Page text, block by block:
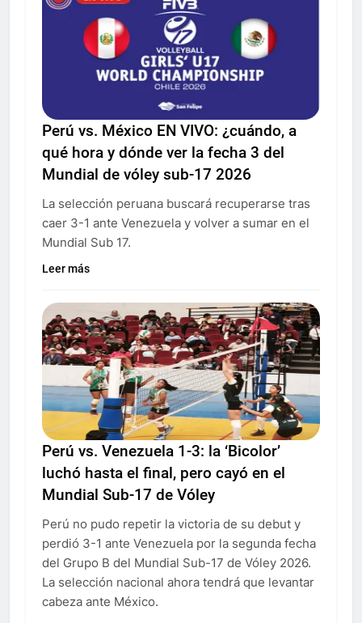
Perú vs. México EN VIVO: ¿cuándo, a
qué hora y dónde ver la fecha 3 del
Mundial de vóley sub-17 2026
La selección peruana buscará recuperarse tras
caer 3-1 ante Venezuela y volver a sumar en el
Mundial Sub 17.
Leer más
Perú vs. Venezuela 1-3: la ‘Bicolor’
luchó hasta el final, pero cayó en el
Mundial Sub-17 de Vóley
Perú no pudo repetir la victoria de su debut y
perdió 3-1 ante Venezuela por la segunda fecha
del Grupo B del Mundial Sub-17 de Vóley 2026.
La selección nacional ahora tendrá que levantar
cabeza ante México.